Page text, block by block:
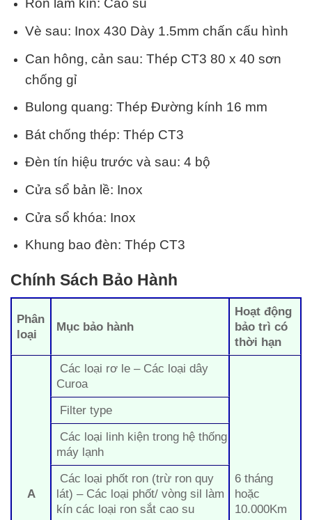
Ron làm kín: Cao su
Vè sau: Inox 430 Dày 1.5mm chấn cấu hình
Can hông, cản sau: Thép CT3 80 x 40 sơn
chống gỉ
Bulong quang: Thép Đường kính 16 mm
Bát chống thép: Thép CT3
Đèn tín hiệu trước và sau: 4 bộ
Cửa sổ bản lề: Inox
Cửa sổ khóa: Inox
Khung bao đèn: Thép CT3
Chính Sách Bảo Hành
Phân
loại
Mục bảo hành
Hoạt động
bảo trì có
thời hạn
A
Các loại rơ le – Các loại dây
Curoa
6 tháng
hoặc
10.000Km
Filter type
Các loại linh kiện trong hệ thống
máy lạnh
Các loại phốt ron (trừ ron quy
lát) – Các loại phốt/ vòng sil làm
kín các loại ron sắt cao su